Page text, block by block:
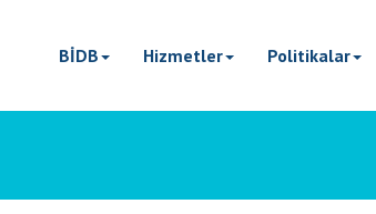
BİDB Hizmetler Politikalar